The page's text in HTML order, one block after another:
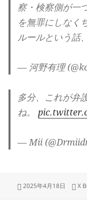
察・検察側が一
を無罪にしなく
ルールという話
— 河野有理
多分、これが弁
ね。
— Mii
Updated
2025年4月18日 X